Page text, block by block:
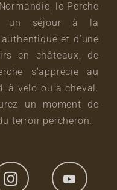
le Perche
un séjour à la
et d’une
en châteaux, de
s’apprécie au
à vélo ou à cheval.
un moment de
terroir percheron.